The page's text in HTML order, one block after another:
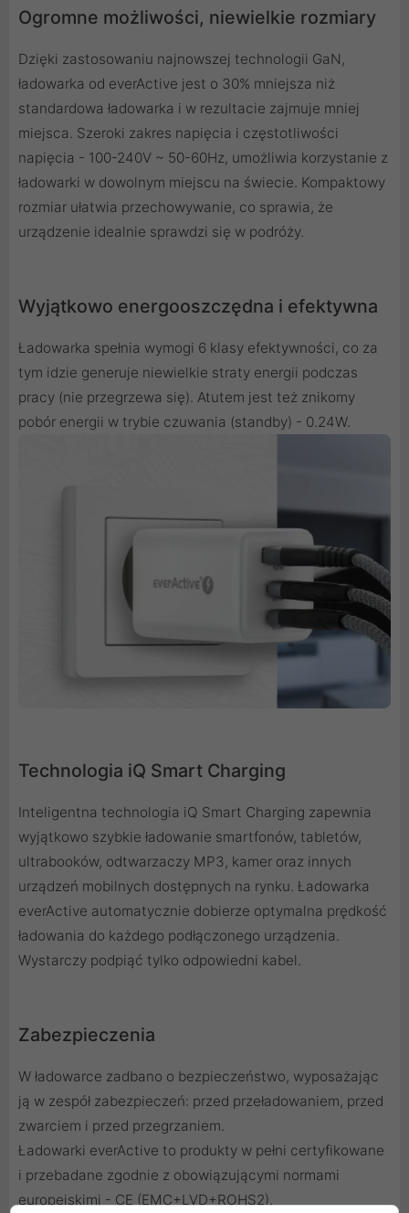
Ogromne możliwości, niewielkie rozmiary
Dzięki zastosowaniu najnowszej technologii GaN,
ładowarka od everActive jest o 30% mniejsza niż
standardowa ładowarka i w rezultacie zajmuje mniej
miejsca. Szeroki zakres napięcia i częstotliwości
napięcia - 100-240V ~ 50-60Hz, umożliwia korzystanie z
ładowarki w dowolnym miejscu na świecie. Kompaktowy
rozmiar ułatwia przechowywanie, co sprawia, że
urządzenie idealnie sprawdzi się w podróży.
Wyjątkowo energooszczędna i efektywna
Ładowarka spełnia wymogi 6 klasy efektywności, co za
tym idzie generuje niewielkie straty energii podczas
pracy (nie przegrzewa się). Atutem jest też znikomy
pobór energii w trybie czuwania (standby) - 0.24W.
Technologia iQ Smart Charging
Inteligentna technologia iQ Smart Charging zapewnia
wyjątkowo szybkie ładowanie smartfonów, tabletów,
ultrabooków, odtwarzaczy MP3, kamer oraz innych
urządzeń mobilnych dostępnych na rynku. Ładowarka
everActive automatycznie dobierze optymalna prędkość
ładowania do każdego podłączonego urządzenia.
Wystarczy podpiąć tylko odpowiedni kabel.
Zabezpieczenia
W ładowarce zadbano o bezpieczeństwo, wyposażając
ją w zespół zabezpieczeń: przed przeładowaniem, przed
zwarciem i przed przegrzaniem.
Ładowarki everActive to produkty w pełni certyfikowane
i przebadane zgodnie z obowiązującymi normami
europejskimi - CE (EMC+LVD+ROHS2).